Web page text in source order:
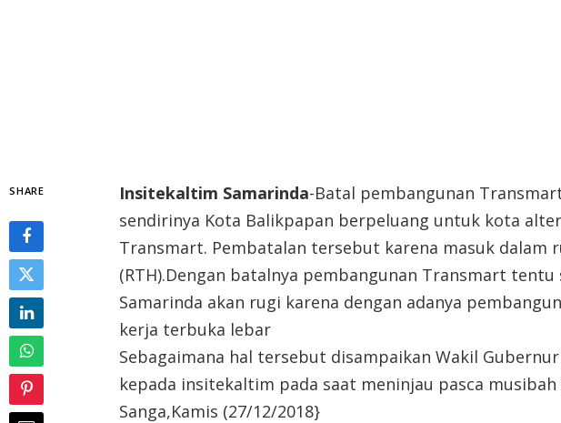
SHARE Insitekaltim Samarinda-Batal pembangunan
sendirinya Kota Balikpapan berpeluang untuk kota
Transmart. Pembatalan tersebut karena masuk dalam
(RTH).Dengan batalnya pembangunan Transmart tentu
Samarinda akan rugi karena dengan adanya
kerja terbuka lebar
Sebagaimana hal tersebut disampaikan Wakil
kepada insitekaltim pada saat meninjau pasca musibah
Sanga,Kamis (27/12/2018}